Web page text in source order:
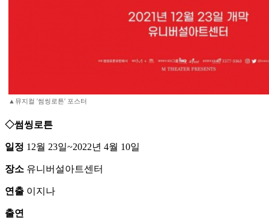
▲뮤지컬 '썸씽로튼' 포스터
◇썸씽로튼
일정 12월 23일~2022년 4월 10일
장소 유니버설아트센터
연출 이지나
출연